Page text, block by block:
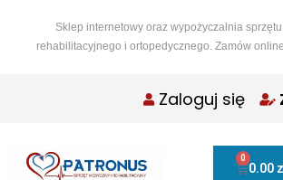
Sklep internetowy oraz wypożyczalnia
rehabilitacyjnego i ortopedycznego. Zamów
Zaloguj się
0.00
0